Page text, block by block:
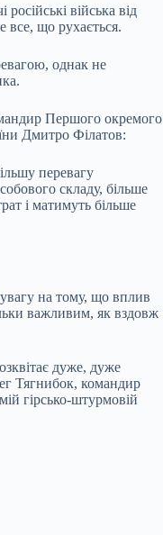
війська від
все, що рухається.
однак не
Першого окремого
Дмитро Філатов:
перевагу
складу, більше
і матимуть більше
на тому, що вплив
важливим, як вздовж
дуже, дуже
Тягнибок, командир
гірсько-штурмовій